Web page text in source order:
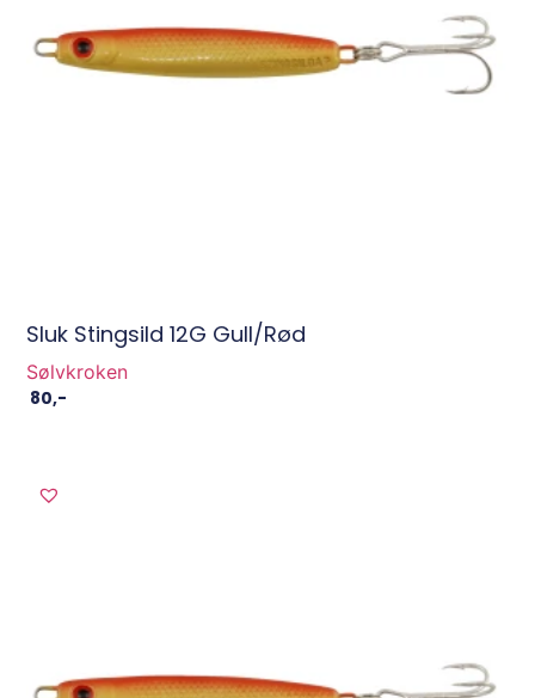
Sluk Stingsild 12G Gull/Rød
Sølvkroken
80,-